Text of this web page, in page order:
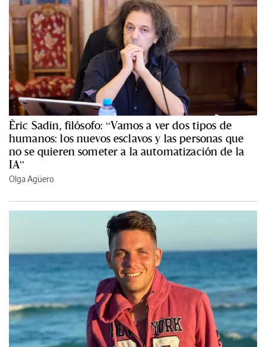
Èric Sadin, filósofo: “Vamos a ver dos tipos de
humanos: los nuevos esclavos y las personas que
no se quieren someter a la automatización de la
IA”
Olga Agüero